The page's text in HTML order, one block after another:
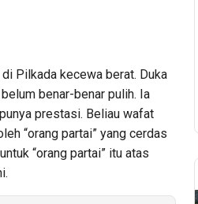
Pilkada kecewa berat. Duka
benar-benar pulih. Ia
prestasi. Beliau wafat
“orang partai” yang cerdas
“orang partai” itu atas